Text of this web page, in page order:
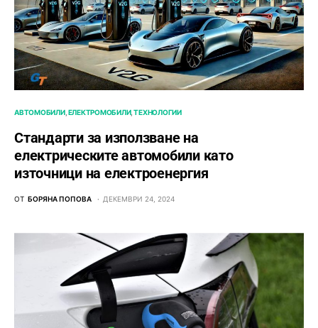
АВТОМОБИЛИ ЕЛЕКТРОМОБИЛИ ТЕХНОЛОГИИ
Стандарти за използване на
електрическите автомобили като
източници на електроенергия
ОТ БОРЯНА ПОПОВА ДЕКЕМВРИ 24, 2024